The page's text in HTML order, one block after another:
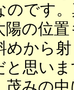
のです
陽の位
めから
と思い